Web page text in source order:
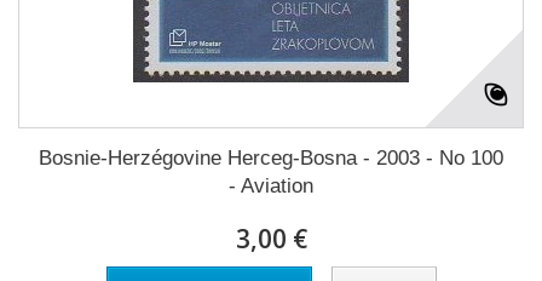
Bosnie-Herzégovine Herceg-Bosna - 2003 - No 100
- Aviation
3,00 €